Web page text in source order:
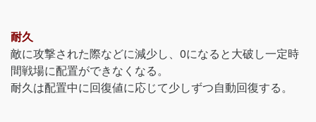
耐久
敵に攻撃された際などに減少し、0になると大破し一定時
間戦場に配置ができなくなる。
耐久は配置中に回復値に応じて少しずつ自動回復する。